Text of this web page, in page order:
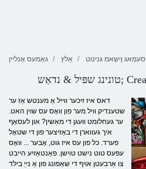
גאַמעס אָנליין אַלץ סעמַאג ןישַאמ גנינוט
דאס איז זיכער ווייל אַ מענטש אַז ער
שטענדיק וויל מער פון וואָס עס שוין האט.
ער געחלומט וועגן די מאַשין? און לעסאָף
איך געווארן די באַזיצער פון די שטאָל
פערד. כל פון עס איז גוט, אָבער ... וואָס
עפּעס טוט נישט טוישן. פאַנטאַזיע הייבט
צו אַרבעטן אויף די שאַפונג פון אַ נייַ בילד